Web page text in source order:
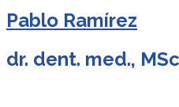
Pablo Ramírez
dr. dent. med., MSc